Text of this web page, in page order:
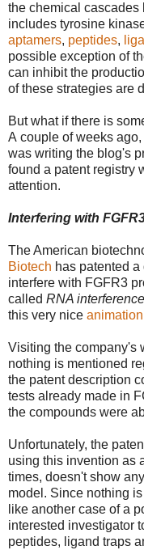
the chemical cascades
includes tyrosine
aptamers, peptides,
possible exception of
can inhibit the
of these strategies are
But what if there is
A couple of weeks ago,
was writing the blog's
found a patent registry
attention.
Interfering with
The American
Biotech has patented
interfere with FGFR3
called RNA interference
this very nice animation
Visiting the company's
nothing is mentioned
the patent description
tests already made in
the compounds were
Unfortunately, the
using this invention as
times, doesn't show
model. Since nothing
like another case of a
interested investigator
peptides, ligand traps